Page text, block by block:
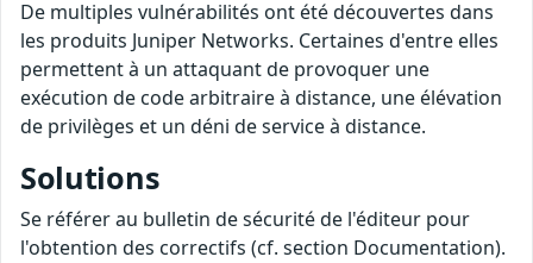
De multiples vulnérabilités ont été découvertes dans
les produits Juniper Networks. Certaines d'entre elles
permettent à un attaquant de provoquer une
exécution de code arbitraire à distance, une élévation
de privilèges et un déni de service à distance.
Solutions
Se référer au bulletin de sécurité de l'éditeur pour
l'obtention des correctifs (cf. section Documentation).